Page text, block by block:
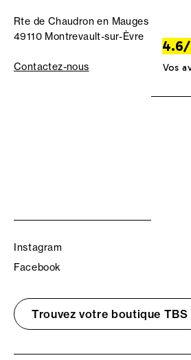
Rte de Chaudron en Mauges
49110 Montrevault-sur-Èvre
Contactez-nous
4.6/
Vos
Instagram
Facebook
Trouvez votre boutique TBS